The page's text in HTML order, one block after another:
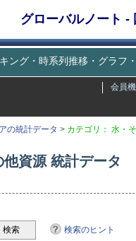
グローバルノート -
ング・時系列推移・グラ
会員
の統計データ > カテゴリ： 水・
資源 統計データ
検索のヒント